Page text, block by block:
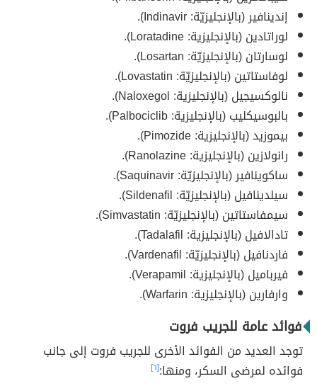
إندينافير (بالإنجليزيّة: Indinavir).
لوراتادين (بالإنجليزية: Loratadine).
لوسارتان (بالإنجليزيّة: Losartan).
لوفاستاتين (بالإنجليزيّة: Lovastatin).
نالوكسيجيل (بالإنجليزية: Naloxegol).
بالبوسيكليب (بالإنجليزية: Palbociclib).
بيموزيد (بالإنجليزية: Pimozide)‏.
رانولازين (بالإنجليزية: Ranolazine)‏.
ساكوينافير (بالإنجليزيّة: Saquinavir).
سيلدينافيل (بالإنجليزيّة: Sildenafil).
سيمفاستاتين (بالإنجليزيّة: Simvastatin).
تادالافيل (بالإنجليزية: Tadalafil).
فاردنافيل (بالإنجليزيّة: Vardenafil).
فيرباميل (بالإنجليزية: Verapamil).
وارفارين (بالإنجليزية: Warfarin)‏.
فوائد عامة للجريب فروت
توجد العديد من الفوائد الأخرى للجريب فروت إلى جانب
فوائده لمرضى السكر، ومنها:[٦]